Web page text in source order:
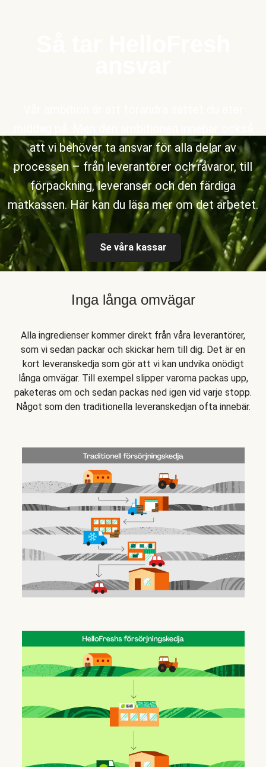
att vi behöver ta ansvar för alla delar av
processen – från leverantörer och råvaror, till
förpackning, leveranser och den färdiga
matkassen. Här kan du läsa mer om det arbetet.
Se våra kassar
Inga långa omvägar
Alla ingredienser kommer direkt från våra leverantörer,
som vi sedan packar och skickar hem till dig. Det är en
kort leveranskedja som gör att vi kan undvika onödigt
långa omvägar. Till exempel slipper varorna packas upp,
paketeras om och sedan packas ned igen vid varje stopp.
Något som den traditionella leveranskedjan ofta innebär.